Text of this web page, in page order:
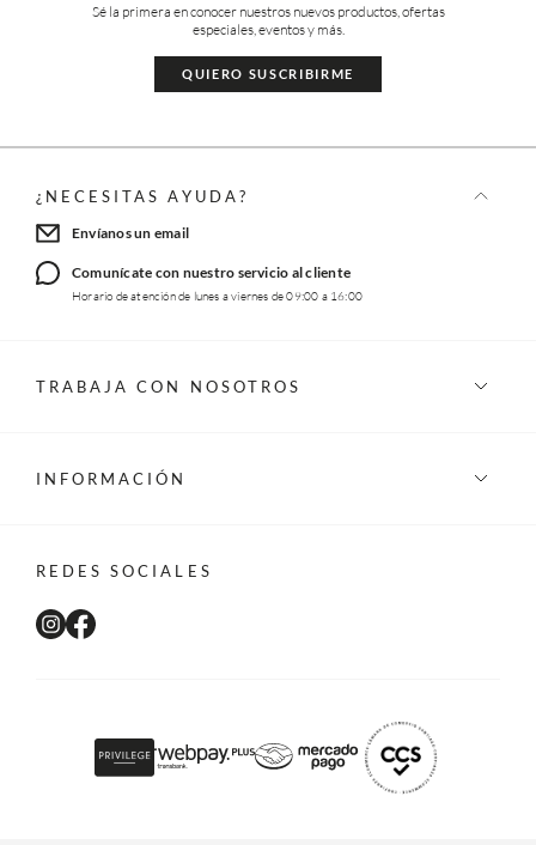
Sé la primera en conocer nuestros nuevos productos, ofertas
especiales, eventos y más.
QUIERO SUSCRIBIRME
¿NECESITAS AYUDA?
Envíanos un email
Comunícate con nuestro servicio al cliente
Horario de atención de lunes a viernes de 09:00 a 16:00
TRABAJA CON NOSOTROS
INFORMACIÓN
REDES SOCIALES